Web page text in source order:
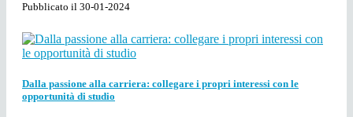
Pubblicato il 30-01-2024
Dalla passione alla carriera: collegare i propri interessi con le
opportunità di studio